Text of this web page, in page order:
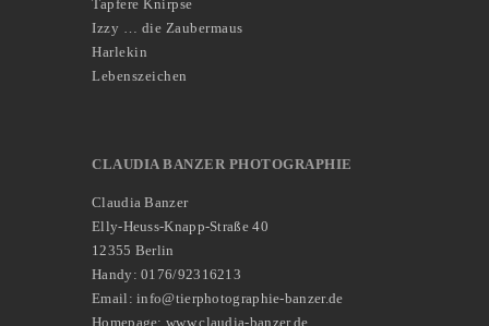
Tapfere Knirpse
Izzy … die Zaubermaus
Harlekin
Lebenszeichen
CLAUDIA BANZER PHOTOGRAPHIE
Claudia Banzer
Elly-Heuss-Knapp-Straße 40
12355 Berlin
Handy: 0176/92316213
Email: info@tierphotographie-banzer.de
Homepage: www.claudia-banzer.de